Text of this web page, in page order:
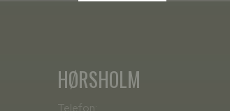
HØRSHOLM
Telefon: